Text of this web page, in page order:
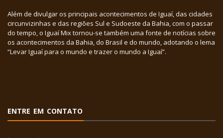
Além de divulgar os principais acontecimentos de Iguaí, das cidades
circunvizinhas e das regiões Sul e Sudoeste da Bahia, com o passar
do tempo, o Iguaí Mix tornou-se também uma fonte de notícias sobre
os acontecimentos da Bahia, do Brasil e do mundo, adotando o lema
“Levar Iguaí para o mundo e trazer o mundo a Iguaí”.
ENTRE EM CONTATO